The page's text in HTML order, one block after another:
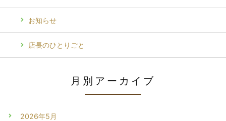
お知らせ
店長のひとりごと
月別アーカイブ
2026年5月